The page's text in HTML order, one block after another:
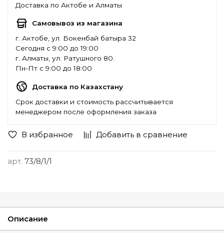
В избранное Добавить в сравнение
арт. 73/8/1/1
Доставка по Актобе и Алматы
Самовывоз из магазина
г. Актобе, ул. Бокенбай батыра 32
Сегодня с 9:00 до 19:00
г. Алматы, ул. Ратушного 80.
Пн-Пт с 9:00 до 18:00
Доставка по Казахстану
Срок доставки и стоимость рассчитывается
менеджером после оформления заказа
Описание